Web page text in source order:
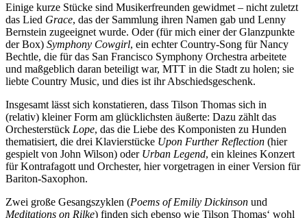
Einige kurze Stücke sind Musikerfreunden gewidmet – nicht zuletzt
das Lied Grace, das der Sammlung ihren Namen gab und Lenny
Bernstein zugeeignet wurde. Oder (für mich einer der Glanzpunkte
der Box) Symphony Cowgirl, ein echter Country-Song für Nancy
Bechtle, die für das San Francisco Symphony Orchestra arbeitete
und maßgeblich daran beteiligt war, MTT in die Stadt zu holen; sie
liebte Country Music, und dies ist ihr Abschiedsgeschenk.
Insgesamt lässt sich konstatieren, dass Tilson Thomas sich in
(relativ) kleiner Form am glücklichsten äußerte: Dazu zählt das
Orchesterstück Lope, das die Liebe des Komponisten zu Hunden
thematisiert, die drei Klavierstücke Upon Further Reflection (hier
gespielt von John Wilson) oder Urban Legend, ein kleines Konzert
für Kontrafagott und Orchester, hier vorgetragen in einer Version für
Bariton-Saxophon.
Zwei große Gesangszyklen (Poems of Emiliy Dickinson und
Meditations on Rilke) finden sich ebenso wie Tilson Thomas‘ wohl